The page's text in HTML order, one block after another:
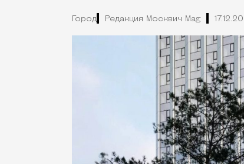
Город Редакция Москвич Mag